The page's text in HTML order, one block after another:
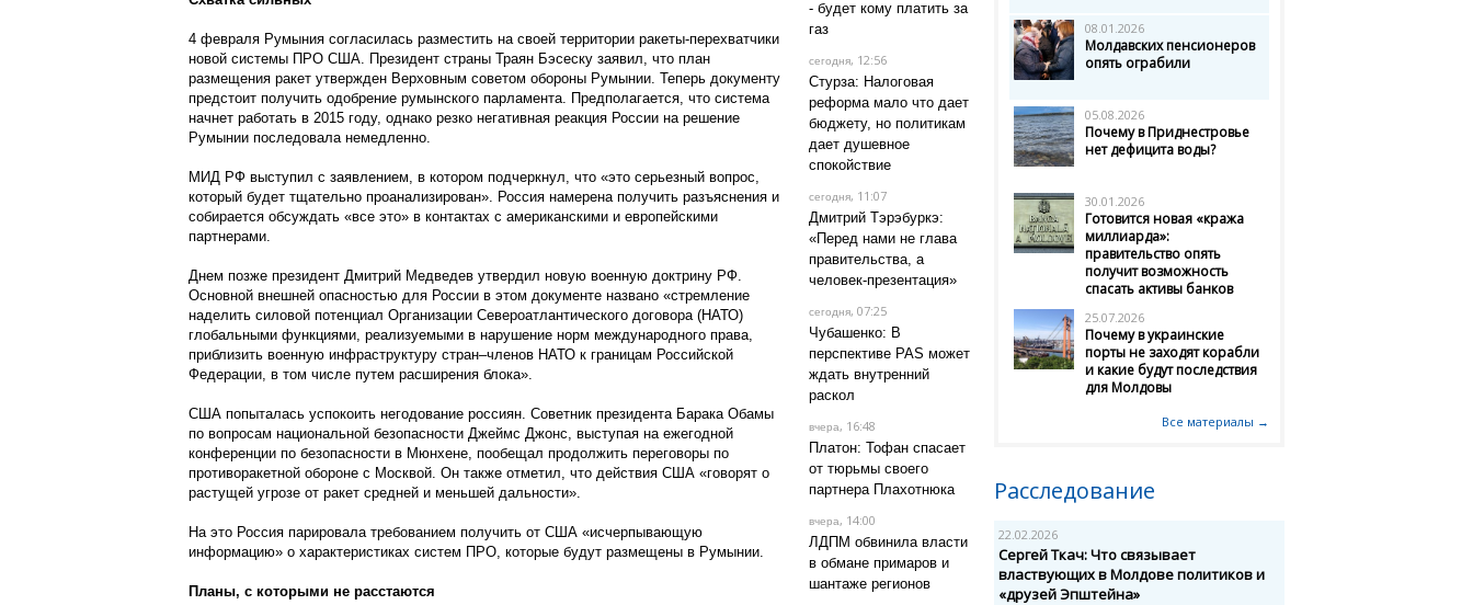
4 февраля Румыния согласилась разместить на своей территории ракеты-перехватчики
новой системы ПРО США. Президент страны Траян Бэсеску заявил, что план
размещения ракет утвержден Верховным советом обороны Румынии. Теперь документу
предстоит получить одобрение румынского парламента. Предполагается, что система
начнет работать в 2015 году, однако резко негативная реакция России на решение
Румынии последовала немедленно.
МИД РФ выступил с заявлением, в котором подчеркнул, что «это серьезный вопрос,
который будет тщательно проанализирован». Россия намерена получить разъяснения и
собирается обсуждать «все это» в контактах с американскими и европейскими
партнерами.
Днем позже президент Дмитрий Медведев утвердил новую военную доктрину РФ.
Основной внешней опасностью для России в этом документе названо «стремление
наделить силовой потенциал Организации Североатлантического договора (НАТО)
глобальными функциями, реализуемыми в нарушение норм международного права,
приблизить военную инфраструктуру стран–членов НАТО к границам Российской
Федерации, в том числе путем расширения блока».
США попыталась успокоить негодование россиян. Советник президента Барака Обамы
по вопросам национальной безопасности Джеймс Джонс, выступая на ежегодной
конференции по безопасности в Мюнхене, пообещал продолжить переговоры по
противоракетной обороне с Москвой. Он также отметил, что действия США «говорят о
растущей угрозе от ракет средней и меньшей дальности».
На это Россия парировала требованием получить от США «исчерпывающую
информацию» о характеристиках систем ПРО, которые будут размещены в Румынии.
Планы, с которыми не расстаются
- будет кому платить за
газ
сегодня, 12:56
Стурза: Налоговая
реформа мало что дает
бюджету, но политикам
дает душевное
спокойствие
сегодня, 11:07
Дмитрий Тэрэбуркэ:
«Перед нами не глава
правительства, а
человек-презентация»
сегодня, 07:25
Чубашенко: В
перспективе PAS может
ждать внутренний
раскол
вчера, 16:48
Платон: Тофан спасает
от тюрьмы своего
партнера Плахотнюка
вчера, 14:00
ЛДПМ обвинила власти
в обмане примаров и
шантаже регионов
08.01.2026
Молдавских пенсионеров
опять ограбили
05.08.2026
Почему в Приднестровье
нет дефицита воды?
30.01.2026
Готовится новая «кража
миллиарда»:
правительство опять
получит возможность
спасать активы банков
25.07.2026
Почему в украинские
порты не заходят корабли
и какие будут последствия
для Молдовы
Все материалы →
Расследование
22.02.2026
Сергей Ткач: Что связывает
властвующих в Молдове политиков и
«друзей Эпштейна»